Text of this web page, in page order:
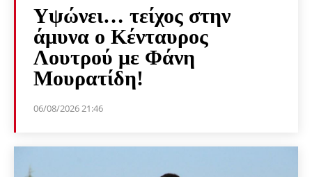
Υψώνει… τείχος στην
άμυνα ο Κένταυρος
Λουτρού με Φάνη
Μουρατίδη!
06/08/2026 21:46